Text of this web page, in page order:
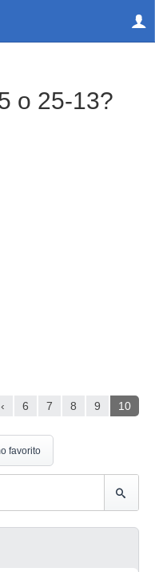
o 25-13?
‹ 6 7 8 9 10
favorito